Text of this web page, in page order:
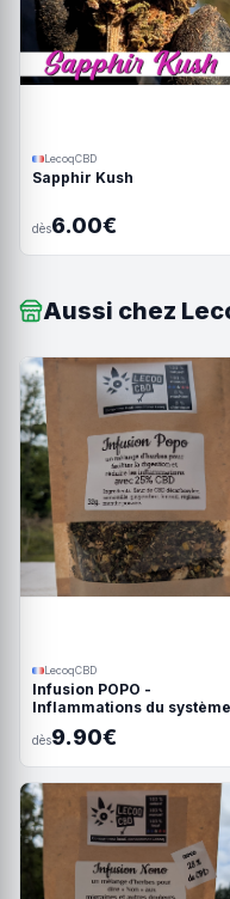
LecoqCBD
Sapphir Kush
dès6.00€
Aussi chez
LecoqCBD
Infusion POPO -
Inflammations du système
digestif - 32g
dès9.90€